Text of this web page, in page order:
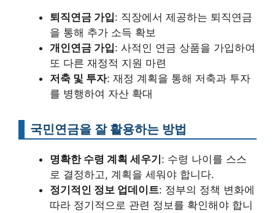
퇴직연금 가입: 직장에서 제공하는 퇴직연금
을 통해 추가 소득 확보
개인연금 가입: 사적인 연금 상품을 가입하여
또 다른 재정적 지원 마련
저축 및 투자: 재정 계획을 통해 저축과 투자
를 병행하여 자산 확대
국민연금을 잘 활용하는 방법
명확한 수령 계획 세우기: 수령 나이를 스스
로 결정하고, 계획을 세워야 합니다.
정기적인 정보 업데이트: 정부의 정책 변화에
따라 정기적으로 관련 정보를 확인해야 합니